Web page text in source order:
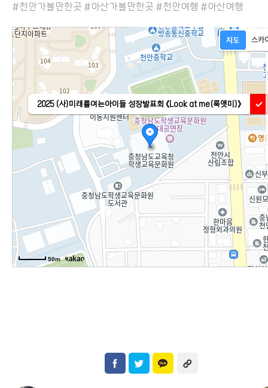
#천안가볼만한곳 #아산가볼만한곳 #천안여행 #아산여행
2025 (사)미래를여는아이들 성장발표회 《Look at me(룩앳미)》
50m